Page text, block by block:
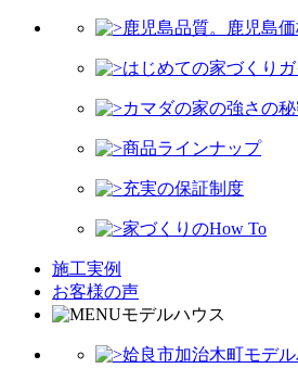
鹿児島品質。鹿児島価
はじめての家づくりガ
カマダの家の強さの
商品ラインナップ
充実の保証制度
家づくりのHow To
施工実例
お客様の声
モデルハウス
姶良市加治木町モデ